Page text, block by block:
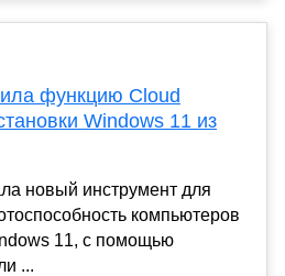
функцию Cloud
Windows 11 из
новый инструмент для
компьютеров
11, с помощью
...